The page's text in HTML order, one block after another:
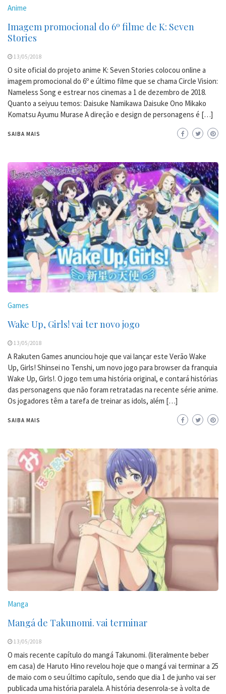
Anime
Imagem promocional do 6º filme de K: Seven
Stories
13/05/2018
O site oficial do projeto anime K: Seven Stories colocou online a
imagem promocional do 6º e último filme que se chama Circle Vision:
Nameless Song e estrear nos cinemas a 1 de dezembro de 2018.
Quanto a seiyuu temos: Daisuke Namikawa Daisuke Ono Mikako
Komatsu Ayumu Murase A direção e design de personagens é […]
SAIBA MAIS
Games
Wake Up, Girls! vai ter novo jogo
13/05/2018
A Rakuten Games anunciou hoje que vai lançar este Verão Wake
Up, Girls! Shinsei no Tenshi, um novo jogo para browser da franquia
Wake Up, Girls!. O jogo tem uma história original, e contará histórias
das personagens que não foram retratadas na recente série anime.
Os jogadores têm a tarefa de treinar as idols, além […]
SAIBA MAIS
Manga
Mangá de Takunomi. vai terminar
13/05/2018
O mais recente capítulo do mangá Takunomi. (literalmente beber
em casa) de Haruto Hino revelou hoje que o mangá vai terminar a 25
de maio com o seu último capítulo, sendo que dia 1 de junho vai ser
publicada uma história paralela. A história desenrola-se à volta de